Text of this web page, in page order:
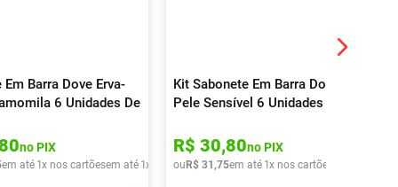
Em Barra Dove Erva-
6 Unidades De
no PIX
em até 1x nos cartõesem até 1x de R$ 31,75
Kit Sabonete Em Barra Dove
Pele Sensível 6 Unidades
R$ 30,80no PIX
ouR$ 31 ,75em até 1x nos cartões